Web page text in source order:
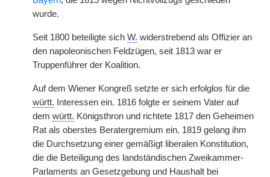
wurde.
Seit 1800 beteiligte sich W. widerstrebend als Offizier an
den napoleonischen Feldzügen, seit 1813 war er
Truppenführer der Koalition.
Auf dem Wiener Kongreß setzte er sich erfolglos für die
württ. Interessen ein. 1816 folgte er seinem Vater auf
dem württ. Königsthron und richtete 1817 den Geheimen
Rat als oberstes Beratergremium ein. 1819 gelang ihm
die Durchsetzung einer gemäßigt liberalen Konstitution,
die die Beteiligung des landständischen Zweikammer-
Parlaments an Gesetzgebung und Haushalt bei